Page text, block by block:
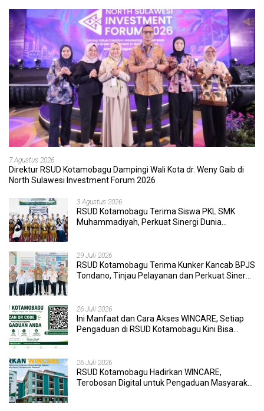
7 Agustus 2026
Direktur RSUD Kotamobagu Dampingi Wali Kota dr. Weny Gaib di
North Sulawesi Investment Forum 2026
3 Agustus 2026
RSUD Kotamobagu Terima Siswa PKL SMK
Muhammadiyah, Perkuat Sinergi Dunia
29 Juli 2026
RSUD Kotamobagu Terima Kunker Kancab BPJS
Tondano, Tinjau Pelayanan dan Perkuat Sinergi
26 Juli 2026
Ini Manfaat dan Cara Akses WINCARE, Setiap
Pengaduan di RSUD Kotamobagu Kini Bisa
26 Juli 2026
RSUD Kotamobagu Hadirkan WINCARE,
Terobosan Digital untuk Pengaduan Masyarakat